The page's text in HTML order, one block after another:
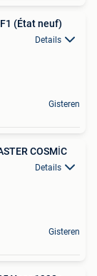
(État neuf)
Details
Gisteren
COSMİC
Details
Gisteren